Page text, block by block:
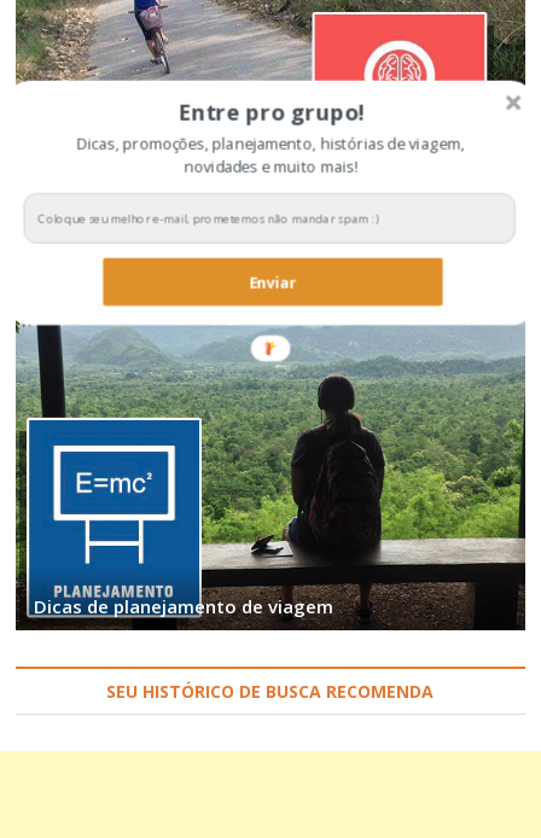
Dicas para economizar na viagem
Dicas de planejamento de viagem
SEU HISTÓRICO DE BUSCA RECOMENDA
Entre pro grupo!
Dicas, promoções, planejamento, histórias de viagem,
novidades e muito mais!
Enviar